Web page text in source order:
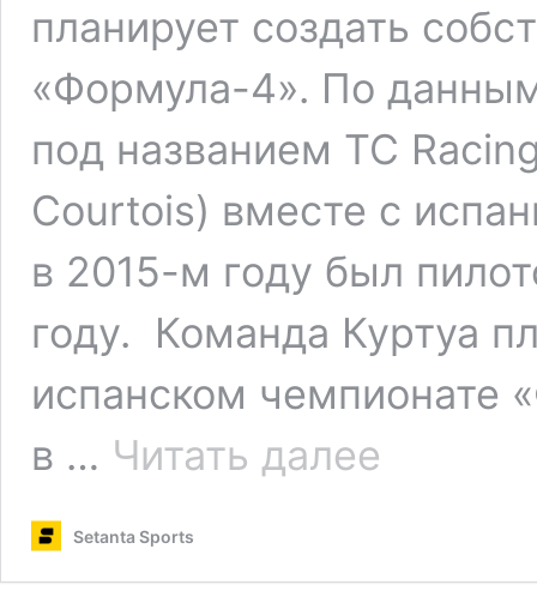
планирует создать
«Формула-4». По
под названием TC
Courtois) вместе с
в 2015-м году был
году. Команда Куртуа
испанском чемпионате
в … Читать далее
Setanta Sports